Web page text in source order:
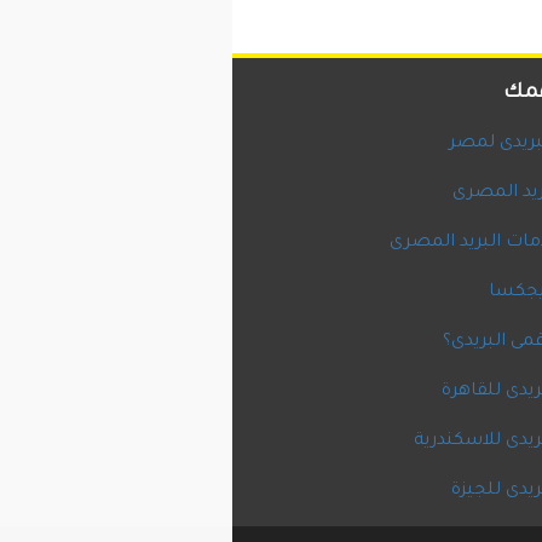
لمصر
المصرى
البريد المصرى
البريدى؟
للقاهرة
للاسكندرية
للجيزة